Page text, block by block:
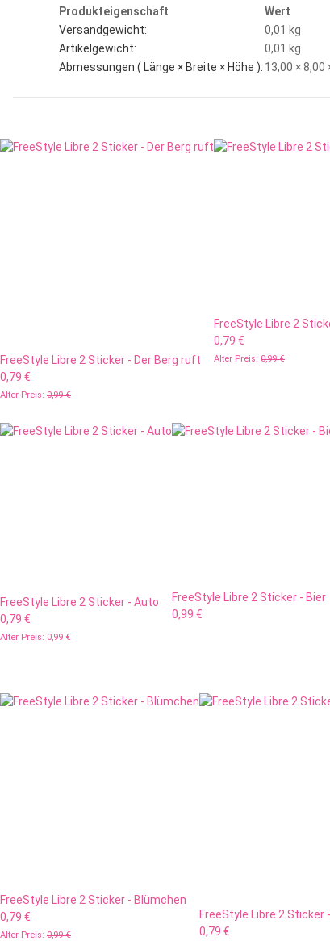
Produkteigenschaft
Wert
Versandgewicht:
0,01 kg
Artikelgewicht:
0,01 kg
Abmessungen ( Länge × Breite × Höhe ): 13,00 × 8,00
FreeStyle Libre 2 Sticker - Der Berg ruft
0,79 €
Alter Preis: 0,99 €
FreeStyle Libre 2
0,79 €
Alter Preis: 0,99 €
FreeStyle Libre 2 Sticker - Auto
0,79 €
Alter Preis: 0,99 €
FreeStyle Libre 2 Sticker - Bier
0,99 €
FreeStyle Libre 2 Sticker - Blümchen
0,79 €
Alter Preis: 0,99 €
FreeStyle Libre 2 Sticker
0,79 €